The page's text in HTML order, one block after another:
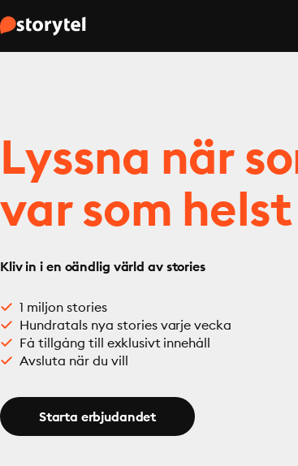
Lyssna när
var som helst
Kliv in i en oändlig värld av stories
1 miljon stories
Hundratals nya stories varje vecka
Få tillgång till exklusivt innehåll
Avsluta när du vill
Starta erbjudandet